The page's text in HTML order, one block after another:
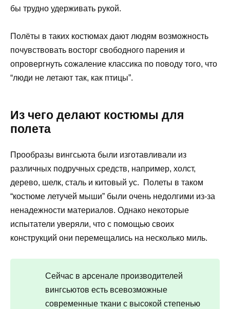
бы трудно удерживать рукой.
Полёты в таких костюмах дают людям возможность
почувствовать восторг свободного парения и
опровергнуть сожаление классика по поводу того, что
“люди не летают так, как птицы”.
Из чего делают костюмы для
полета
Прообразы вингсьюта были изготавливали из
различных подручных средств, например, холст,
дерево, шелк, сталь и китовый ус. Полеты в таком
“костюме летучей мыши” были очень недолгими из-за
ненадежности материалов. Однако некоторые
испытатели уверяли, что с помощью своих
конструкций они перемещались на несколько миль.
Сейчас в арсенале производителей
вингсьютов есть всевозможные
современные ткани с высокой степенью